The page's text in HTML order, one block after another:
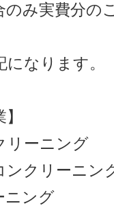
のみ実費分の
なります。
リーニング
クリーニン
ニング